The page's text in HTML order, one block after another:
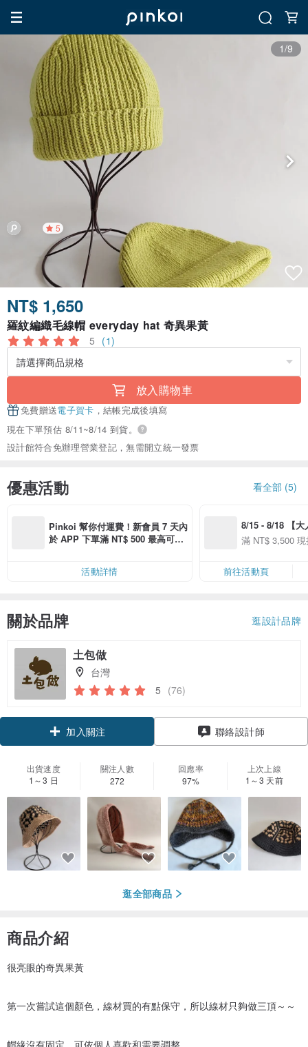
1/9
5
NT$ 1,650
羅紋編織毛線帽 everyday hat 奇異果黃
5 (1)
放入購物車
免費贈送電子賀卡 ，結帳完成後填寫
現在下單預估 8/11~8/14 到貨。
設計館符合免辦理營業登記，無需開立統一發票
優惠活動 看全部 (5)
Pinkoi 幫你付運費！新會員 7 天內
於 APP 下單滿 NT$ 500 最高可折
活動詳情
8/15 - 8/18 【大
季】滿
滿 NT$ 3,500
前往活動頁
關於品牌 逛設計品牌
土包做
台灣
5 (76)
加入關注 聯絡設計師
出貨速度
1～3 日
關注人數
272
回應率
97%
上次上線
1～3 天前
逛全部商品
商品介紹
很亮眼的奇異果黃
第一次嘗試這個顏色，線材買的有點保守，所以線材只夠做三頂～～
帽緣沒有固定，可依個人喜歡和需要調整